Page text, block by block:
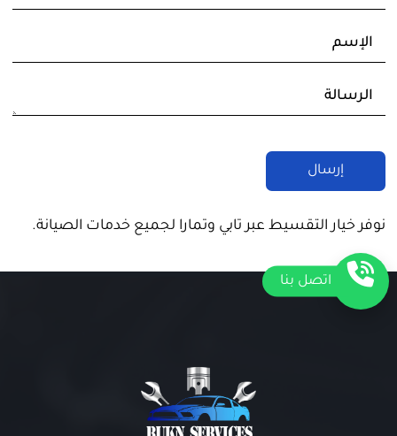
نوفر خيار التقسيط عبر تابي وتمارا لجميع خدمات الصيانة.
اتصل بنا